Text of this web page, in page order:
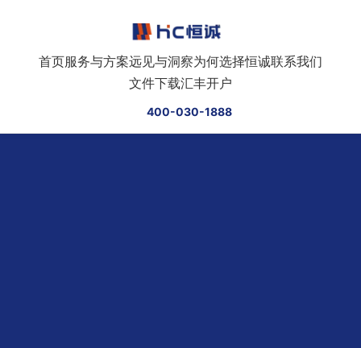
首页服务与方案远见与洞察为何选择恒诚联系我们
文件下载汇丰开户
400-030-1888